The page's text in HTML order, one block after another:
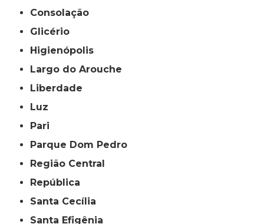
Consolação
Glicério
Higienópolis
Largo do Arouche
Liberdade
Luz
Pari
Parque Dom Pedro
Região Central
República
Santa Cecília
Santa Efigênia